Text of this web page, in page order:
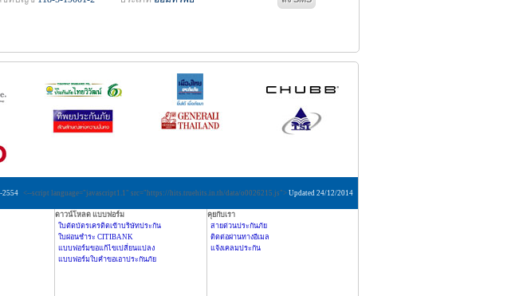
2554 <--script language="javascript1.1" src="https://hits.truehits.in.th/data/o0026215.js"> Updated 24/12/2014
ดาวน์โหลด แบบฟอร์ม
คุยกับเรา
ใบตัดบัตรเครดิตเข้าบริษัทประกัน
ใบผ่อนชำระ CITIBANK
แบบฟอร์มขอแก้ไขเปลี่ยนแปลง
แบบฟอร์มใบคำขอเอาประกันภัย
สายด่วนประกันภัย
ติดต่อผ่านทางอีเมล
แจ้งเคลมประกัน